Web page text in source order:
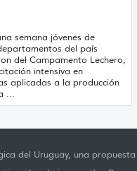
semana jóvenes de
del país
del Campamento Lechero,
intensiva en
aplicadas a la producción
...
del Uruguay, una